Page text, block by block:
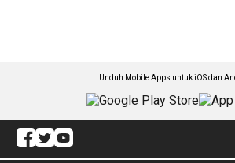
Unduh Mobile Apps untuk iOS dan